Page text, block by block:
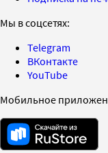
Мы в соцсетях:
Telegram
ВКонтакте
YouTube
Мобильное